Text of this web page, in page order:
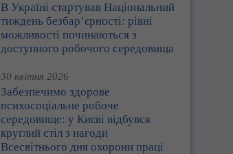
В Україні стартував Національний
тиждень безбар’єрності: рівні
можливості починаються з
доступного робочого середовища
30 квітня 2026
Забезпечимо здорове
психосоціальне робоче
середовище: у Києві відбувся
круглий стіл з нагоди
Всесвітнього дня охорони праці